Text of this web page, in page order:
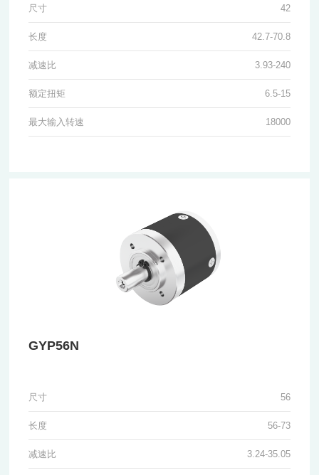
尺寸 42
长度 42.7-70.8
减速比 3.93-240
额定扭矩 6.5-15
最大输入转速 18000
GYP56N
尺寸 56
长度 56-73
减速比 3.24-35.05